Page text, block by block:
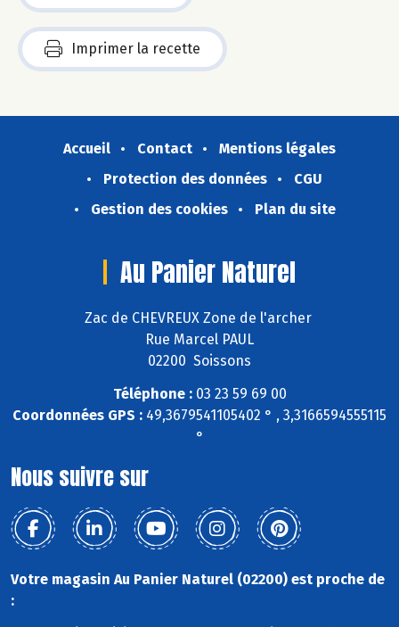
Imprimer la recette
Accueil Contact
Mentions légales
Protection des données
CGU
Gestion des cookies
Plan du site
Au Panier Naturel
Zac de CHEVREUX Zone de l'archer
Rue Marcel PAUL
02200 Soissons
Téléphone :03 23 59 69 00
Coordonnées GPS : 49,3679541105402 ° , 3,3166594555115
°
Nous suivre sur
Votre magasin Au Panier Naturel (02200) est proche de
: